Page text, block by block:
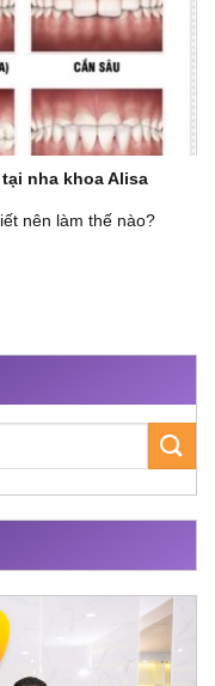
nha khoa Alisa
nên làm thế nào?